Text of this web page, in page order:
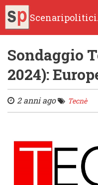
Sondaggio
2024):
2 anni ago Tecnè